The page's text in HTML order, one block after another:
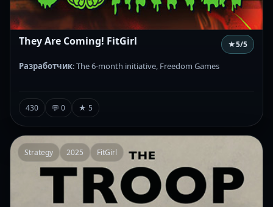
They Are Coming! FitGirl ★5/5
Разработчик: The 6-month initiative, Freedom Games
430 💬 0 ★ 5
Strategy 2025 FitGirl